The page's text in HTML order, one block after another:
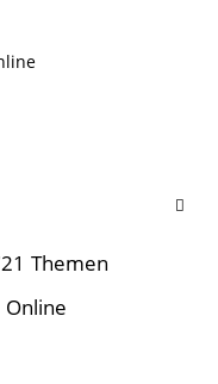
Themen
Online